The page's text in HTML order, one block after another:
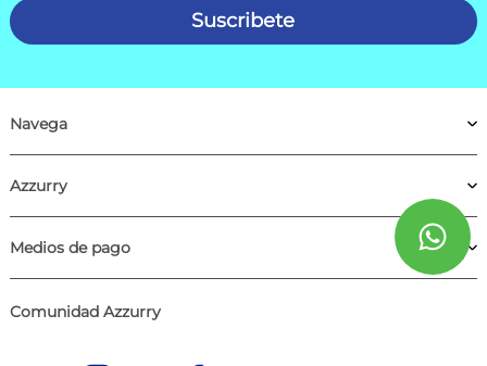
Suscribete
Navega
Azzurry
Medios de pago
Comunidad Azzurry